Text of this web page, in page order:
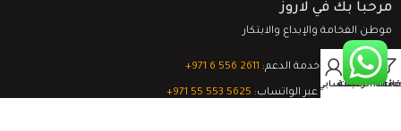
مرحبا بك في لاروز
موطن الفخامة والإبداع والابتكار
تواصل مع خدمة الدعم: ‎+971 6 556 2611
الدعم الفني عبر الواتساب: ‎+971 55 553 5625
قائمة الرغبات
0
السلةحسابي